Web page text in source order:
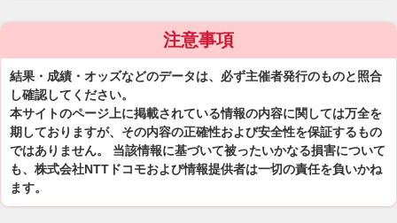
注意事項
結果・成績・オッズなどのデータは、必ず主催者発行のものと照合
し確認してください。
本サイトのページ上に掲載されている情報の内容に関しては万全を
期しておりますが、その内容の正確性および安全性を保証するもの
ではありません。 当該情報に基づいて被ったいかなる損害について
も、株式会社NTTドコモおよび情報提供者は一切の責任を負いかね
ます。